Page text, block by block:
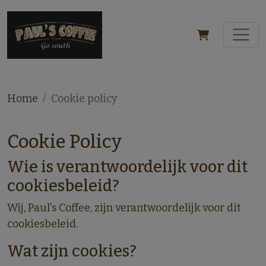
Home Cookie policy
Cookie Policy
Wie is verantwoordelijk voor dit
cookiesbeleid?
Wij,Paul's Coffee, zijn verantwoordelijk voor dit
cookiesbeleid.
Wat zijn cookies?